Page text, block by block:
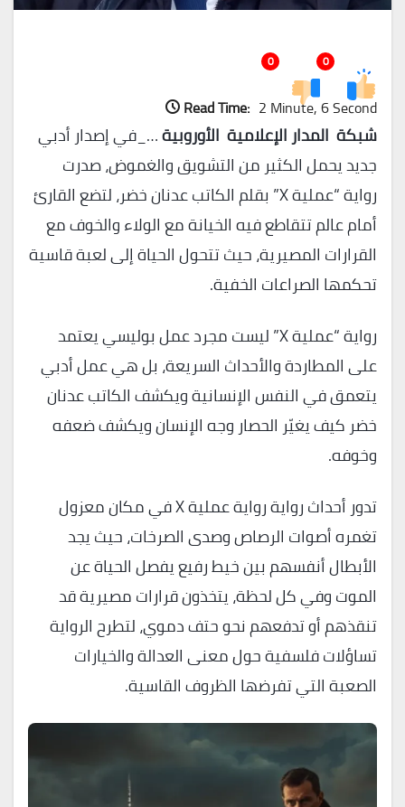
0
0
Read Time: 2 Minute, 6 Second
شبكة المدار الإعلامية الأوروبية…_في إصدار أدبي
جديد يحمل الكثير من التشويق والغموض، صدرت
رواية “عملية X” بقلم الكاتب عدنان خضر، لتضع القارئ
أمام عالم تتقاطع فيه الخيانة مع الولاء والخوف مع
القرارات المصيرية، حيث تتحول الحياة إلى لعبة قاسية
تحكمها الصراعات الخفية.
رواية “عملية X” ليست مجرد عمل بوليسي يعتمد
على المطاردة والأحداث السريعة، بل هي عمل أدبي
يتعمق في النفس الإنسانية ويكشف الكاتب عدنان
خضر كيف يغيّر الحصار وجه الإنسان ويكشف ضعفه
وخوفه.
تدور أحداث رواية رواية عملية X في مكان معزول
تغمره أصوات الرصاص وصدى الصرخات، حيث يجد
الأبطال أنفسهم بين خيط رفيع يفصل الحياة عن
الموت وفي كل لحظة، يتخذون قرارات مصيرية قد
تنقذهم أو تدفعهم نحو حتف دموي، لتطرح الرواية
تساؤلات فلسفية حول معنى العدالة والخيارات
الصعبة التي تفرضها الظروف القاسية.